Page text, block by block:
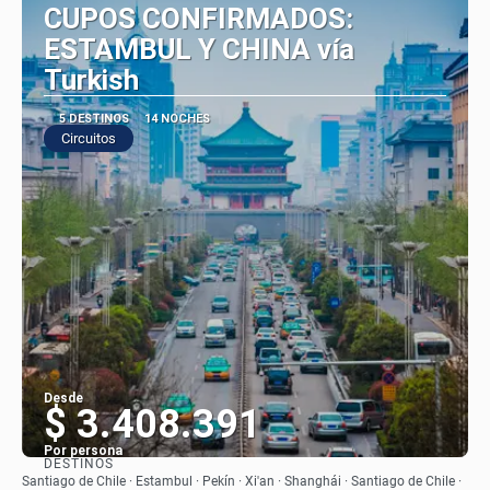
CUPOS CONFIRMADOS:
ESTAMBUL Y CHINA vía
Turkish
5 DESTINOS 14 NOCHES
Circuitos
Desde
$ 3.408.391
Por persona
Ver
DESTINOS
Santiago de Chile · Estambul · Pekín · Xi'an · Shanghái · Santiago de Chile ·